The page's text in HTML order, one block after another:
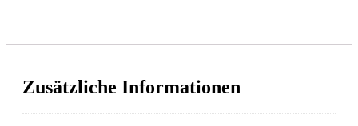
Zusätzliche Informationen